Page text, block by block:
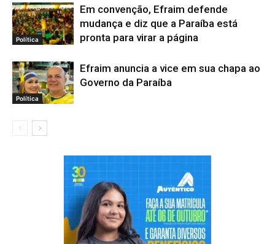
Política
Em convenção, Efraim defende
mudança e diz que a Paraíba está
pronta para virar a página
Política
Efraim anuncia a vice em sua chapa ao
Governo da Paraíba